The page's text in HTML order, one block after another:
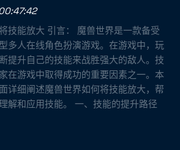
技能放大 引言： 魔兽世界是一款备受
多人在线角色扮演游戏。在游戏中，玩
提升自己的技能来战胜强大的敌人。技
在游戏中取得成功的重要因素之一。本
详细阐述魔兽世界如何将技能放大，帮
解和应用技能。 一、技能的提升路径